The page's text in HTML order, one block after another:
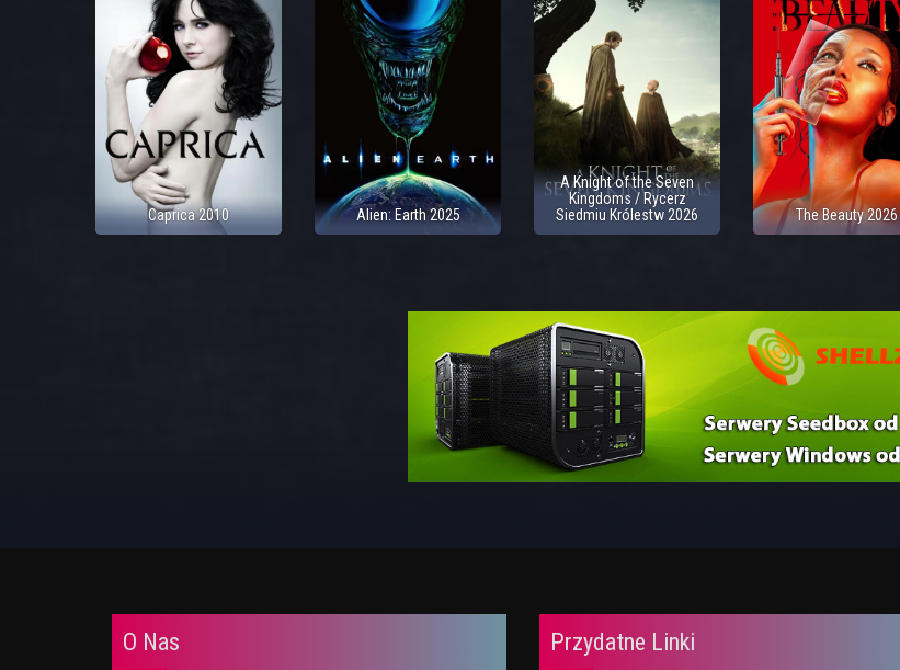
Caprica 2010 Alien: Earth 2025
A Knight of the Seven
Kingdoms / Rycerz
Siedmiu Królestw 2026
The Beauty 2026
O Nas Przydatne Linki